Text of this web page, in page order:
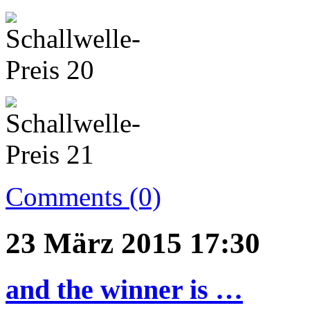
Comments (0)
23 März 2015 17:30
and the winner is …